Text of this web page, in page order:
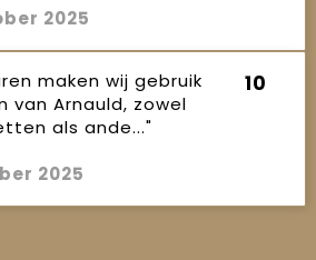
2025
maken wij gebruik
van Arnauld, zowel
als ande..."
10
2025